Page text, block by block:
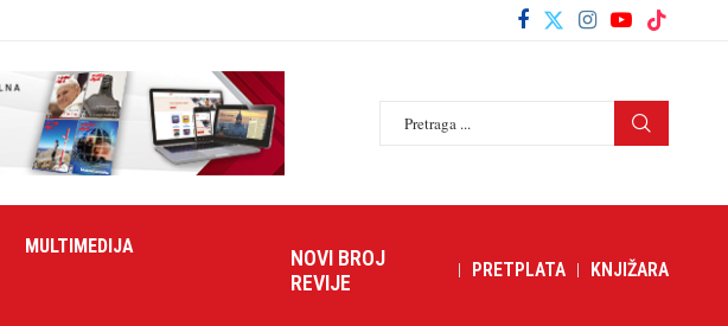
MULTIMEDIJA
NOVI BROJ
REVIJE
PRETPLATA KNJIŽARA